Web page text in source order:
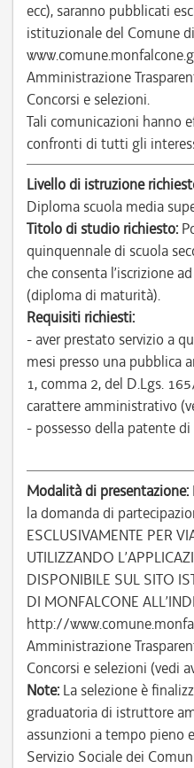
ecc), saranno pubblicati
istituzionale del Comune
Amministrazione
Concorsi e selezioni.
Tali comunicazioni hanno
confronti di tutti gli
Livello di istruzione
Diploma scuola media
Titolo di studio richiesto:
quinquennale di scuola
che consenta l’iscrizione
(diploma di maturità).
Requisiti richiesti:
- aver prestato servizio a
mesi presso una pubblica
1, comma 2, del D.Lgs.
carattere amministrativo
- possesso della patente
Modalità di presentazione:
la domanda di
ESCLUSIVAMENTE PER
UTILIZZANDO
DISPONIBILE SUL SITO
DI MONFALCONE
http://
Amministrazione
Concorsi e selezioni (vedi
Note: La selezione è
graduatoria di istruttore
assunzioni a tempo pieno
Servizio Sociale dei